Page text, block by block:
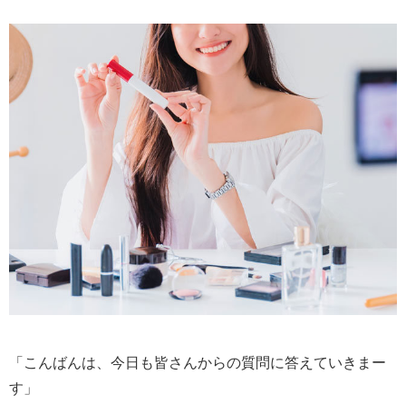
「こんばんは、今日も皆さんからの質問に答えていきまー
す」